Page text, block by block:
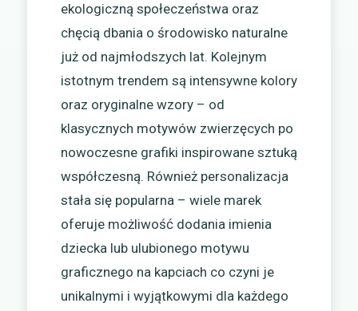
ekologiczną społeczeństwa oraz
chęcią dbania o środowisko naturalne
już od najmłodszych lat. Kolejnym
istotnym trendem są intensywne kolory
oraz oryginalne wzory – od
klasycznych motywów zwierzęcych po
nowoczesne grafiki inspirowane sztuką
współczesną. Również personalizacja
stała się popularna – wiele marek
oferuje możliwość dodania imienia
dziecka lub ulubionego motywu
graficznego na kapciach co czyni je
unikalnymi i wyjątkowymi dla każdego